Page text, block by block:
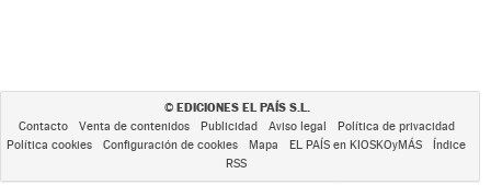
© EDICIONES EL PAÍS S.L.
Contacto Venta de contenidos Publicidad Aviso legal
Política de privacidad
Política cookies
Configuración de cookies Mapa EL PAÍS en KIOSKOyMÁS
Índice
RSS